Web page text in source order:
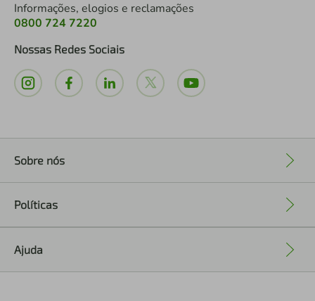
Informações, elogios e reclamações
0800 724 7220
Nossas Redes Sociais
Sobre nós
Políticas
Ajuda